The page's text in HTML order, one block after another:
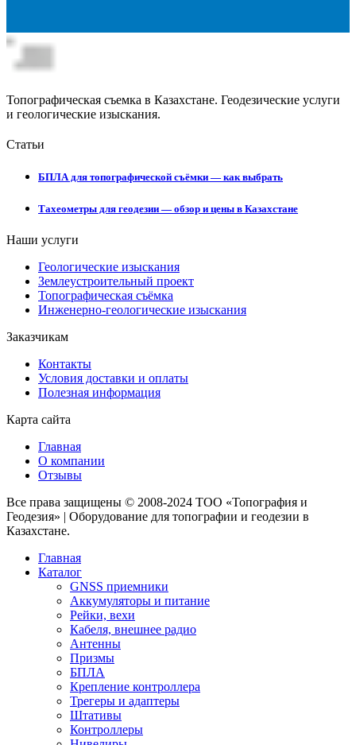
Топографическая съемка в Казахстане. Геодезические услуги
и геологические изыскания.
Статьи
БПЛА для топографической съёмки — как выбрать
Тахеометры для геодезии — обзор и цены в Казахстане
Наши услуги
Геологические изыскания
Землеустроительный проект
Топографическая съёмка
Инженерно-геологические изыскания
Заказчикам
Контакты
Условия доставки и оплаты
Полезная информация
Карта сайта
Главная
О компании
Отзывы
Все права защищены © 2008-2024 ТОО «Топография и
Геодезия» | Оборудование для топографии и геодезии в
Казахстане.
Главная
Каталог
GNSS приемники
Аккумуляторы и питание
Рейки, вехи
Кабеля, внешнее радио
Антенны
Призмы
БПЛА
Крепление контроллера
Трегеры и адаптеры
Штативы
Контроллеры